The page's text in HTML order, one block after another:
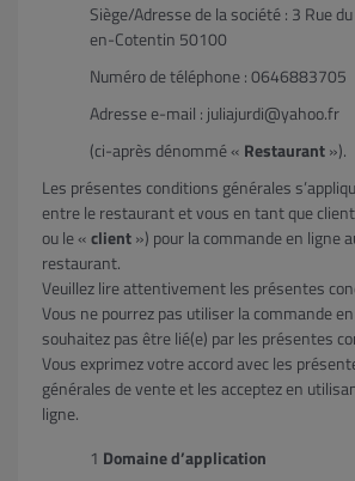
Siège/Adresse de la société : 3 Rue
en-Cotentin 50100
Numéro de téléphone : 0646883705
Adresse e-mail : juliajurdi@yahoo.fr
(ci-après dénommé « Restaurant»).
Les présentes conditions générales
entre le restaurant et vous en tant que
ou le «client») pour la commande en ligne
restaurant.
Veuillez lire attentivement les présentes
Vous ne pourrez pas utiliser la commande
souhaitez pas être lié(e) par les présentes
Vous exprimez votre accord avec les
générales de vente et les acceptez en
ligne.
Domaine d’application